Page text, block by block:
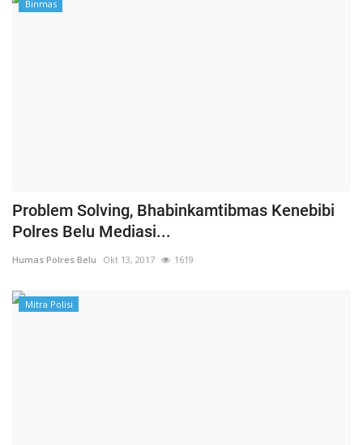
Binmas
Problem Solving, Bhabinkamtibmas Kenebibi
Polres Belu Mediasi...
Humas Polres Belu Okt 13, 2017 1619
Mitra Polisi